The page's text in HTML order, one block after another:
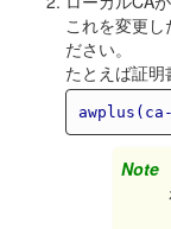
これを変更
ださい。
たとえば証
Note